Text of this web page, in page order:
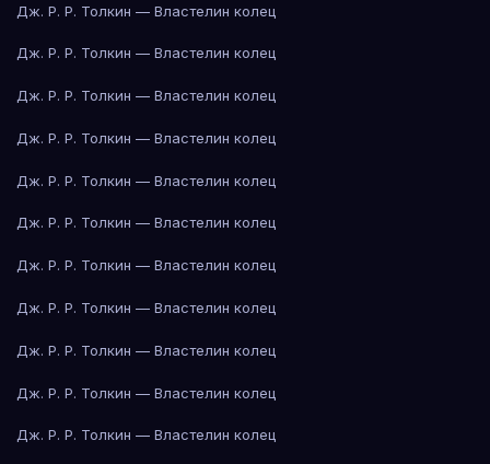
Дж. Р. Р. Толкин — Властелин колец
Дж. Р. Р. Толкин — Властелин колец
Дж. Р. Р. Толкин — Властелин колец
Дж. Р. Р. Толкин — Властелин колец
Дж. Р. Р. Толкин — Властелин колец
Дж. Р. Р. Толкин — Властелин колец
Дж. Р. Р. Толкин — Властелин колец
Дж. Р. Р. Толкин — Властелин колец
Дж. Р. Р. Толкин — Властелин колец
Дж. Р. Р. Толкин — Властелин колец
Дж. Р. Р. Толкин — Властелин колец